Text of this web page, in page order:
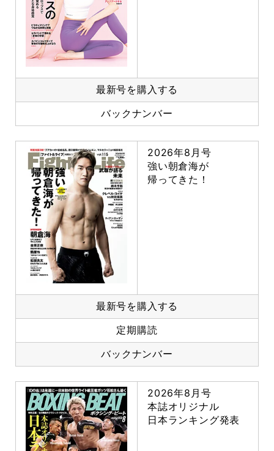
最新号を購入する
バックナンバー
2026年8月号
強い朝倉海が
帰ってきた！
最新号を購入する
定期購読
バックナンバー
2026年8月号
本誌オリジナル
日本ランキング発表